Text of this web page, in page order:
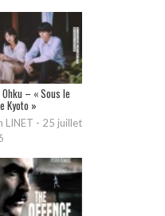
– « Sous le
Kyoto »
LINET - 25 juillet